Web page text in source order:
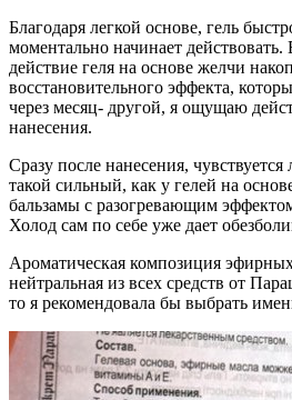
Благодаря легкой основе, гель
моментально начинает
действие геля на основе желчи
восстановительного эффекта,
через месяц- другой, я ощущаю
нанесения.
Сразу после нанесения,
такой сильный, как у гелей на
бальзамы с разогревающим
Холод сам по себе уже дает
Ароматическая композиция
нейтральная из всех средств от
то я рекомендовала бы выбрать